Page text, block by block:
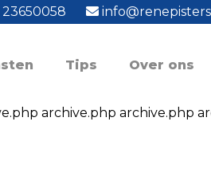
23650058
Tips Over ons
archive.php archive.php